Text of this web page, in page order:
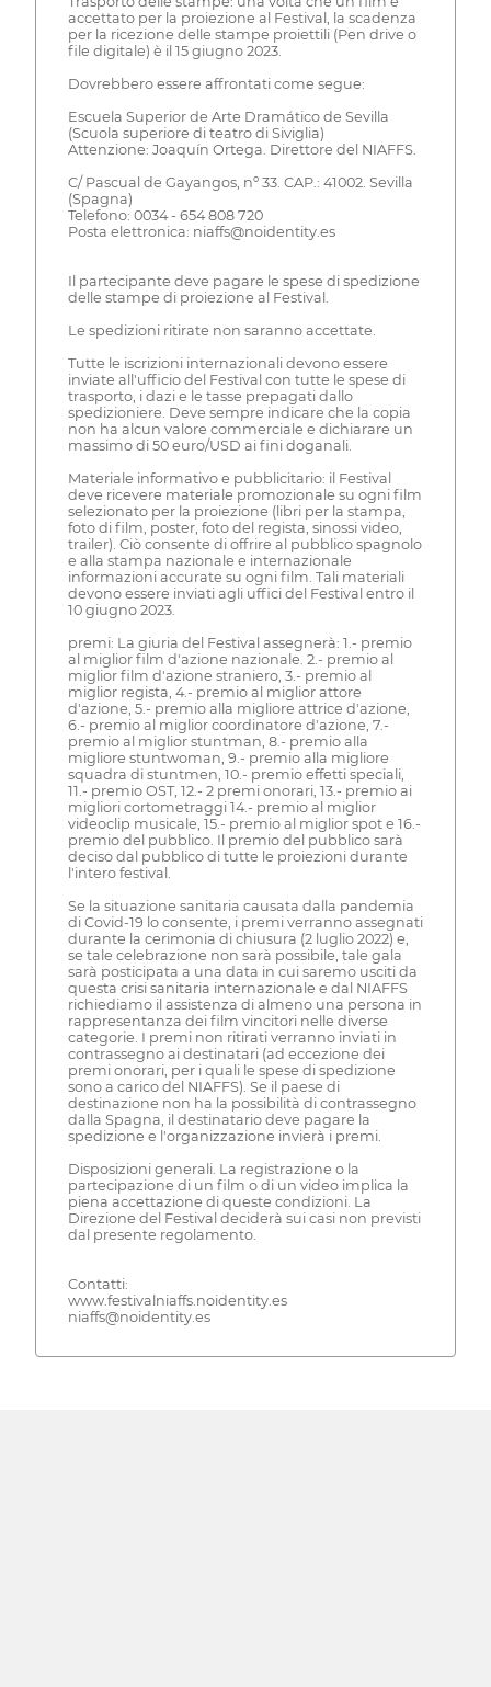
accettato per la proiezione al Festival, la scadenza
per la ricezione delle stampe proiettili (Pen drive o
file digitale) è il 15 giugno 2023.
Dovrebbero essere affrontati come segue:
Escuela Superior de Arte Dramático de Sevilla
(Scuola superiore di teatro di Siviglia)
Attenzione: Joaquín Ortega. Direttore del NIAFFS.
C/ Pascual de Gayangos, nº 33. CAP.: 41002. Sevilla
(Spagna)
Telefono: 0034 - 654 808 720
Posta elettronica: niaffs@noidentity.es
Il partecipante deve pagare le spese di spedizione
delle stampe di proiezione al Festival.
Le spedizioni ritirate non saranno accettate.
Tutte le iscrizioni internazionali devono essere
inviate all'ufficio del Festival con tutte le spese di
trasporto, i dazi e le tasse prepagati dallo
spedizioniere. Deve sempre indicare che la copia
non ha alcun valore commerciale e dichiarare un
massimo di 50 euro/USD ai fini doganali.
Materiale informativo e pubblicitario: il Festival
deve ricevere materiale promozionale su ogni film
selezionato per la proiezione (libri per la stampa,
foto di film, poster, foto del regista, sinossi video,
trailer). Ciò consente di offrire al pubblico spagnolo
e alla stampa nazionale e internazionale
informazioni accurate su ogni film. Tali materiali
devono essere inviati agli uffici del Festival entro il
10 giugno 2023.
premi: La giuria del Festival assegnerà: 1.- premio
al miglior film d'azione nazionale. 2.- premio al
miglior film d'azione straniero, 3.- premio al
miglior regista, 4.- premio al miglior attore
d'azione, 5.- premio alla migliore attrice d'azione,
6.- premio al miglior coordinatore d'azione, 7.-
premio al miglior stuntman, 8.- premio alla
migliore stuntwoman, 9.- premio alla migliore
squadra di stuntmen, 10.- premio effetti speciali,
11.- premio OST, 12.- 2 premi onorari, 13.- premio ai
migliori cortometraggi 14.- premio al miglior
videoclip musicale, 15.- premio al miglior spot e 16.-
premio del pubblico. Il premio del pubblico sarà
deciso dal pubblico di tutte le proiezioni durante
l'intero festival.
Se la situazione sanitaria causata dalla pandemia
di Covid-19 lo consente, i premi verranno assegnati
durante la cerimonia di chiusura (2 luglio 2022) e,
se tale celebrazione non sarà possibile, tale gala
sarà posticipata a una data in cui saremo usciti da
questa crisi sanitaria internazionale e dal NIAFFS
richiediamo il assistenza di almeno una persona in
rappresentanza dei film vincitori nelle diverse
categorie. I premi non ritirati verranno inviati in
contrassegno ai destinatari (ad eccezione dei
premi onorari, per i quali le spese di spedizione
sono a carico del NIAFFS). Se il paese di
destinazione non ha la possibilità di contrassegno
dalla Spagna, il destinatario deve pagare la
spedizione e l'organizzazione invierà i premi.
Disposizioni generali. La registrazione o la
partecipazione di un film o di un video implica la
piena accettazione di queste condizioni. La
Direzione del Festival deciderà sui casi non previsti
dal presente regolamento.
Contatti:
www.festivalniaffs.noidentity.es
niaffs@noidentity.es